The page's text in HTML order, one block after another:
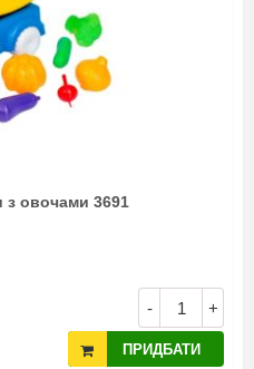
овочами 3691
- +
ПРИДБАТИ